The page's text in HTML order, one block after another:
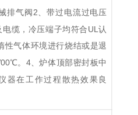
排气阀2、带过电流过电压
缆，冷压端子均符合UL认
性气体环境进行烧结或是退
。4、炉体顶部密封板中
器在工作过程散热效果良